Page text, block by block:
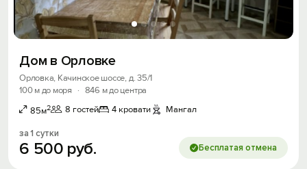
Дом в Орловке
Орловка, Качинское шоссе, д. 35/1
100 м до моря
· 846 м до центра
85м2 8 гостей 4 кровати Мангал
за 1 сутки
6 500 руб. Бесплатая отмена
Вход на сайт
Войти илиЗарегистрироваться